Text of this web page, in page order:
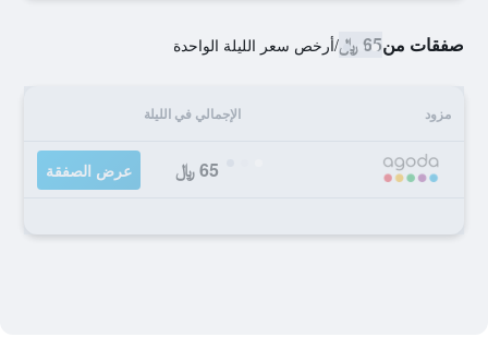
صفقات من65 ﷼ /أرخص سعر الليلة الواحدة
مزود الإجمالي في الليلة
65 ﷼ عرض الصفقة